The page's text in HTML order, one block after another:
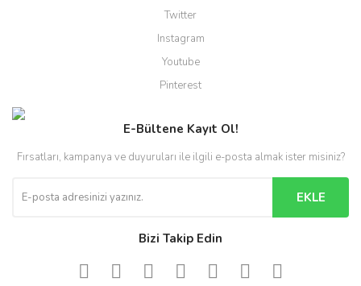
Twitter
Instagram
Youtube
Pinterest
E-Bültene Kayıt Ol!
Fırsatları, kampanya ve duyuruları ile ilgili e-posta almak ister misiniz?
EKLE
Bizi Takip Edin